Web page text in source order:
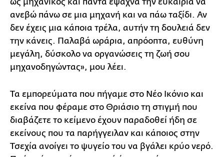
ανεβώ πάνω σε μια μηχανή και να πάω ταξίδι. Αν
δεν έχεις μια κάποια τρέλα, αυτήν τη δουλειά δεν
την κάνεις. Παλαβά ωράρια, απρόοπτα, ευθύνη
μεγάλη, δύσκολο να οργανώσεις τη ζωή σου
μηχανοδηγώντας», μου λέει.
Τα εμπορεύματα που πήγαμε στο Νέο Ικόνιο και
εκείνα που φέραμε στο Θριάσιο τη στιγμή που
διαβάζετε το κείμενο έχουν παραδοθεί ήδη σε
εκείνους που τα παρήγγειλαν και κάποιος στην
Τσεχία ανοίγει το ψυγείο του να βγάλει κρύο νερό.